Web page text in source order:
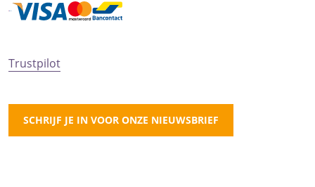
Trustpilot
SCHRIJF JE IN VOOR ONZE NIEUWSBRIEF